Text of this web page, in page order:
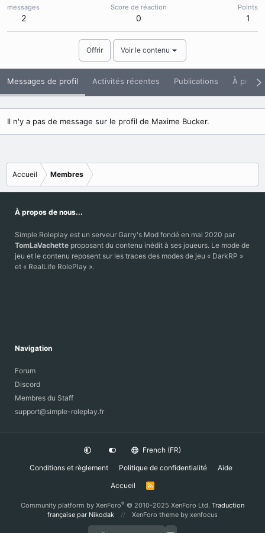
messages
2
Score de réaction
0
Points
1
Offrir Voir le contenu
Messages de profil Activités récentes Publications À
Il n'y a pas de message sur le profil de Maxime Bucker.
Accueil Membres
À propos de nous...
Simple Roleplay est un serveur Garry's Mod fondé en mai 2020 par
TomLaVachette proposant du contenu inédit à ses joueurs. Le mode de
jeu et le contenu reposent sur les traces des modes de jeu « DarkRP »
et « RealLife RolePlay ».
Navigation
Forum
Discord
Membres du Staff
support@simple-roleplay.fr
French (FR)
Conditions et règlement
Politique de confidentialité
Aide
Accueil
R
Community platform by XenForo® © 2010-2025 XenForo Ltd. Traduction
française par Nikodak
XenForo theme by xenfocus